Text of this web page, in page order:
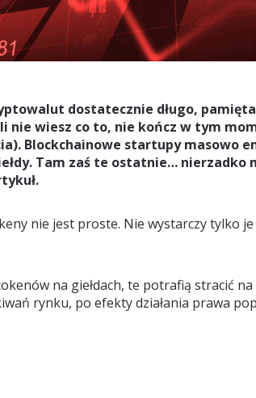
dostatecznie długo,
nie wiesz co to, nie kończ w tym
Blockchainowe startupy masowo
Tam zaś te ostatnie… nierzadko
nie jest proste. Nie wystarczy tylko
na giełdach, te potrafią stracić
rynku, po efekty działania prawa